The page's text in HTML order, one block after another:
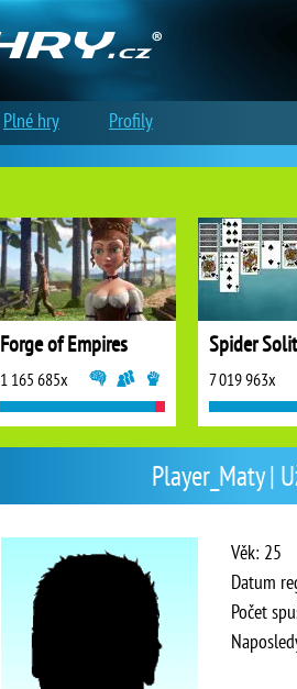
Player_Maty |
Věk: 25
Datum
Počet
Forge of Empires
1 165 685x 7 019 963x
Plné hry Profily